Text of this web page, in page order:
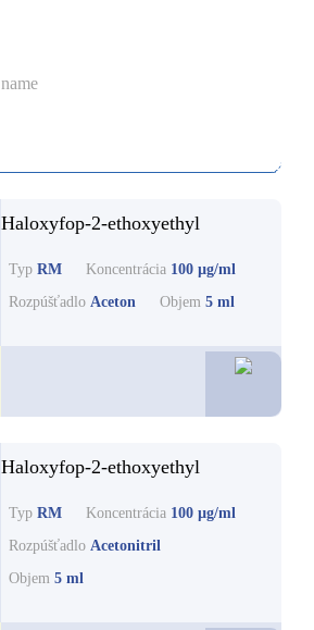
name
Haloxyfop-2-ethoxyethyl
Typ RM Koncentrácia 100 µg/ml
Rozpúšťadlo Aceton Objem 5 ml
Haloxyfop-2-ethoxyethyl
Typ RM Koncentrácia 100 µg/ml
Rozpúšťadlo Acetonitril
Objem 5 ml